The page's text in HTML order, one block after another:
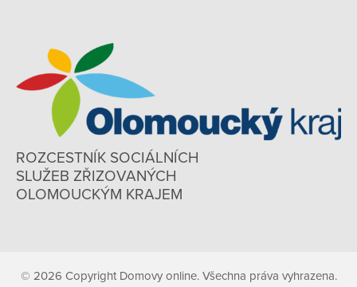
ROZCESTNÍK SOCIÁLNÍCH
SLUŽEB ZŘIZOVANÝCH
OLOMOUCKÝM KRAJEM
© 2026 Copyright Domovy online. Všechna práva vyhrazena.